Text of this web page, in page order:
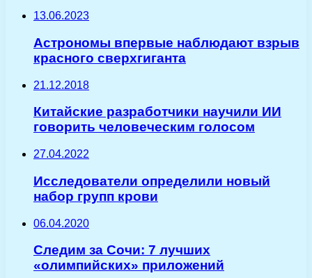
13.06.2023
Астрономы впервые наблюдают взрыв
красного сверхгиганта
21.12.2018
Китайские разработчики научили ИИ
говорить человеческим голосом
27.04.2022
Исследователи определили новый
набор групп крови
06.04.2020
Следим за Сочи: 7 лучших
«олимпийских» приложений